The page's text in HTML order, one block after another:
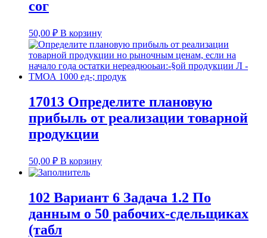
сог
50,00 ₽ В корзину
17013 Определите плановую
прибыль от реализации товарной
продукции
50,00 ₽ В корзину
102 Вариант 6 Задача 1.2 По
данным о 50 рабочих-сдельщиках
(табл